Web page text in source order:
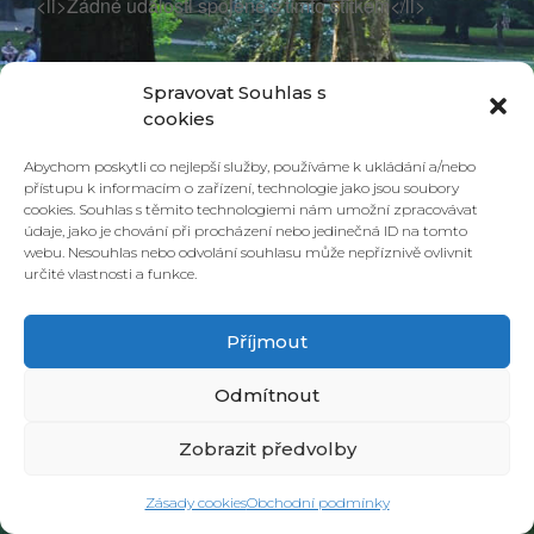
Spravovat Souhlas s
cookies
Abychom poskytli co nejlepší služby, používáme k ukládání a/nebo
přístupu k informacím o zařízení, technologie jako jsou soubory
cookies. Souhlas s těmito technologiemi nám umožní zpracovávat
údaje, jako je chování při procházení nebo jedinečná ID na tomto
webu. Nesouhlas nebo odvolání souhlasu může nepříznivě ovlivnit
určité vlastnosti a funkce.
Příjmout
Odmítnout
Zobrazit předvolby
Zásady cookiesObchodní podmínky
© 2026 PONAVA CAFÉ & RESTAURANT |